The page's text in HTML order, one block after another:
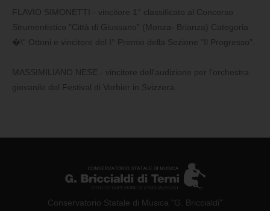
FLAVIO SIMONETTI - vincitore 1° classificato al Concorso
Strumentistico "Città di Giussano" (Monza- Brianza) Categoria
�\" Ottoni e vincitore del I° Premio della Sezione "Il Progresso".
MASSIMILIANO NESE - vincitore dell'audizione per l'orchestra
giovanile del Festival di Verbier in Svizzera.
Conservatorio Statale di Musica "G. Briccialdi"